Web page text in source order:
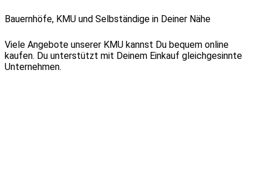
Bauernhöfe, KMU und Selbständige in Deiner Nähe
Viele Angebote unserer KMU kannst Du bequem online
kaufen. Du unterstützt mit Deinem Einkauf gleichgesinnte
Unternehmen.